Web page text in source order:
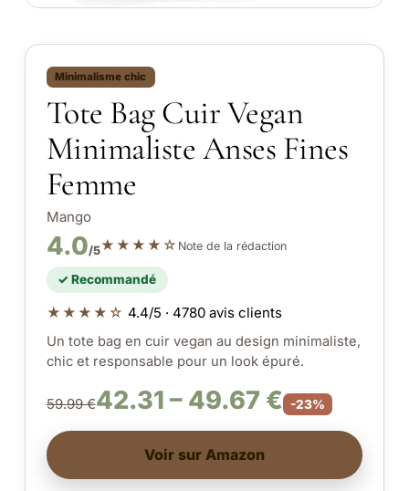
Minimalisme chic
Tote Bag Cuir Vegan
Minimaliste Anses Fines
Femme
Mango
4.0/5★★★★☆ Note de la rédaction
✓ Recommandé
★★★★☆ 4.4/5 · 4780 avis clients
Un tote bag en cuir vegan au design minimaliste,
chic et responsable pour un look épuré.
59.99 €42.31 – 49.67 € -23%
Voir sur Amazon